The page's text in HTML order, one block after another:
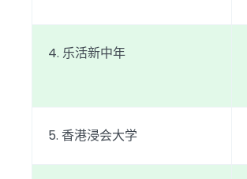
4. 乐活新中年
5. 香港浸会大学